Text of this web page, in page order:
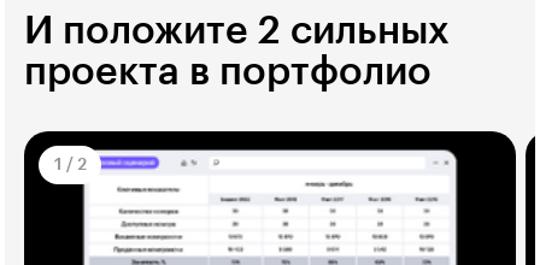
И положите 2 сильных
проекта в портфолио
1 / 2